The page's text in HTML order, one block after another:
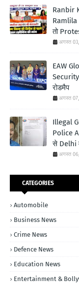
Ranbir
Ramlila
तो
अगस्त
EAW
Security
रोडमैप
अगस्त
Illegal
Police
से Delhi
अगस्त
CATEGORIES
Automobile
Business News
Crime News
Defence News
Education News
Entertainment &